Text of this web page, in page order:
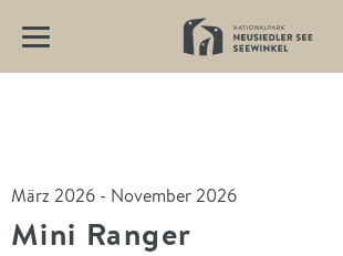
März 2026 - November 2026
Mini Ranger